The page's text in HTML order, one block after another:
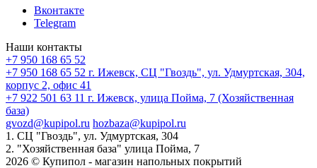
Вконтакте
Telegram
Наши контакты
+7 950 168 65 52
+7 950 168 65 52 г. Ижевск, СЦ "Гвоздь", ул. Удмуртская, 304,
корпус 2, офис 41
+7 922 501 63 11 г. Ижевск, улица Пойма, 7 (Хозяйственная
база)
gvozd@kupipol.ru hozbaza@kupipol.ru
1. СЦ "Гвоздь", ул. Удмуртская, 304
2. "Хозяйственная база" улица Пойма, 7
2026 © Купипол - магазин напольных покрытий